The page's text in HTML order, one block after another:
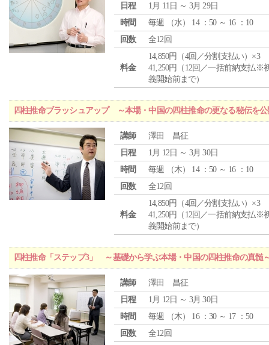
日程
1月 11日 ～ 3月 29日
時間
毎週 （水） 14 ：50 ～ 16 ：10
回数
全12回
料金
14,850円（4回／分割支払い）×3
41,250円（12回／一括前納支払※
義開始前まで）
四柱推命ブラッシュアップ ～本場・中国の四柱推命の更なる秘伝を
講師
澤田 昌征
日程
1月 12日 ～ 3月 30日
時間
毎週 （木） 14 ：50 ～ 16 ：10
回数
全12回
料金
14,850円（4回／分割支払い）×3
41,250円（12回／一括前納支払※
義開始前まで）
四柱推命「ステップ3」 ～基礎から学ぶ本場・中国の四柱推命の真髄
講師
澤田 昌征
日程
1月 12日 ～ 3月 30日
時間
毎週 （木） 16 ：30 ～ 17 ：50
回数
全12回